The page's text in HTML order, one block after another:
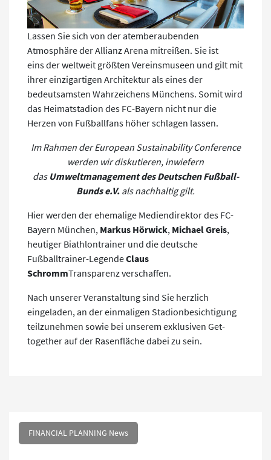
Lassen Sie sich von der atemberaubenden
Atmosphäre der Allianz Arena mitreißen. Sie ist
eins der weltweit größten Vereinsmuseen und gilt mit
ihrer einzigartigen Architektur als eines der
bedeutsamsten Wahrzeichens Münchens. Somit wird
das Heimatstadion des FC-Bayern nicht nur die
Herzen von Fußballfans höher schlagen lassen.
Im Rahmen der European Sustainability Conference
werden wir diskutieren, inwiefern
das Umweltmanagement des Deutschen Fußball-
Bunds e.V. als nachhaltig gilt.
Hier werden der ehemalige Mediendirektor des FC-
Bayern München, Markus Hörwick, Michael Greis,
heutiger Biathlontrainer und die deutsche
Fußballtrainer-LegendeClaus
SchrommTransparenz verschaffen.
Nach unserer Veranstaltung sind Sie herzlich
eingeladen, an der einmaligen Stadionbesichtigung
teilzunehmen sowie bei unserem exklusiven Get-
together auf der Rasenfläche dabei zu sein.
FINANCIAL PLANNING News